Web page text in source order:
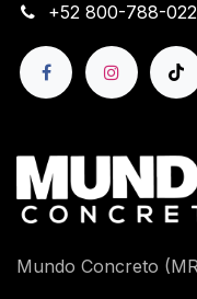
+52 800-788-
Mundo Concreto